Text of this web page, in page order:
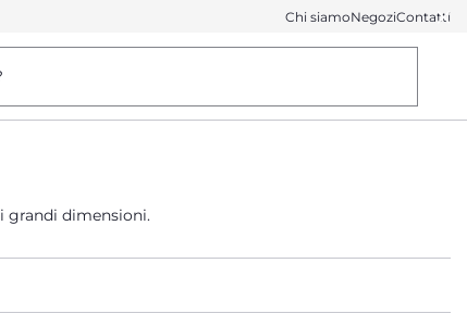
Chi siamoNegoziContatti
grandi dimensioni.